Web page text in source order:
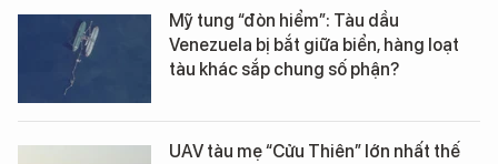
Mỹ tung “đòn hiểm”: Tàu dầu
Venezuela bị bắt giữa biển, hàng loạt
tàu khác sắp chung số phận?
UAV tàu mẹ “Cửu Thiên” lớn nhất thế